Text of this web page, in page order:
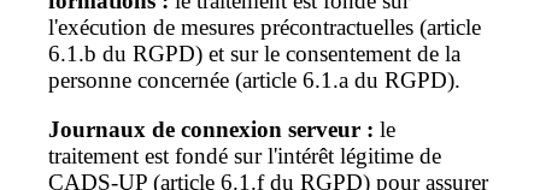
l'exécution de mesures précontractuelles (article
6.1.b du RGPD) et sur le consentement de la
personne concernée (article 6.1.a du RGPD).
Journaux de connexion serveur : le
traitement est fondé sur l'intérêt légitime de
CADS-UP (article 6.1.f du RGPD) pour assurer